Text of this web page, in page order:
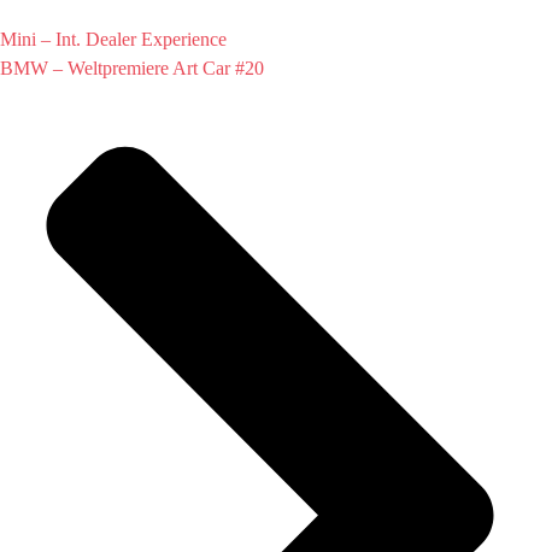
Mini – Int. Dealer Experience
BMW – Weltpremiere Art Car #20